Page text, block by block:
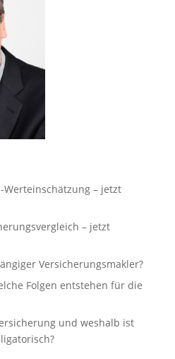
– jetzt
– jetzt
Versicherungsmakler?
Folgen entstehen für die
und weshalb ist